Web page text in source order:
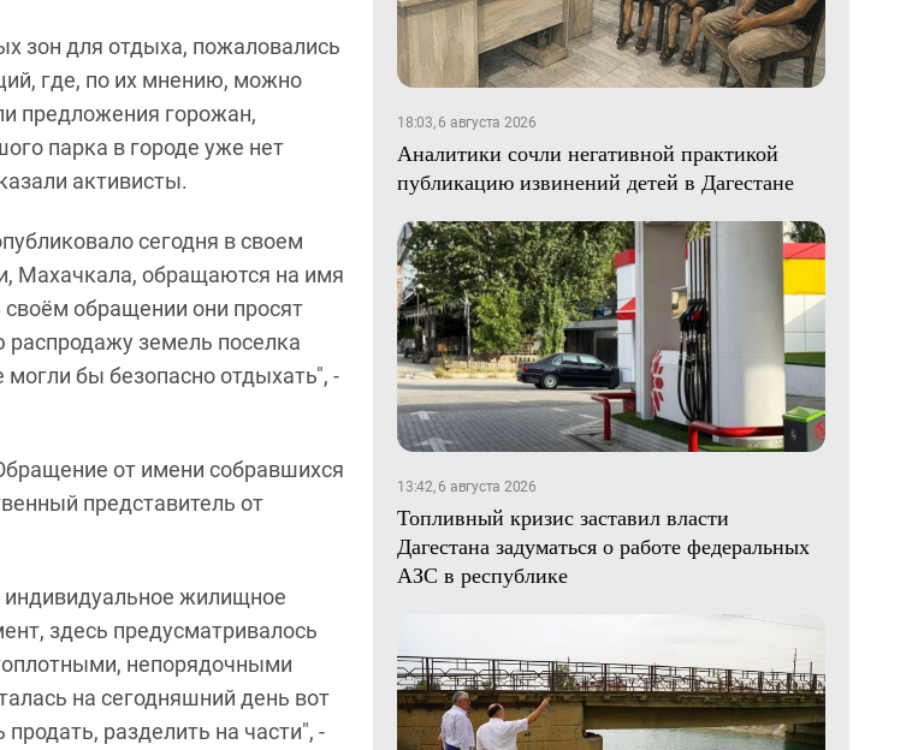
зон для отдыха, пожаловались
где, по их мнению, можно
предложения горожан,
парка в городе уже нет
активисты.
сегодня в своем
Махачкала, обращаются на имя
обращении они просят
земель поселка
бы безопасно отдыхать", -
от имени собравшихся
представитель от
жилищное
здесь предусматривалось
непорядочными
на сегодняшний день вот
разделить на части", -
18:03, 6 августа 2026
Аналитики сочли негативной практикой
публикацию извинений детей в Дагестане
13:42, 6 августа 2026
Топливный кризис заставил власти
Дагестана задуматься о работе федеральных
АЗС в республике